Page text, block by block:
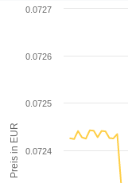
Preis in EUR 0.0724
0.0725
0.0726
0.0727